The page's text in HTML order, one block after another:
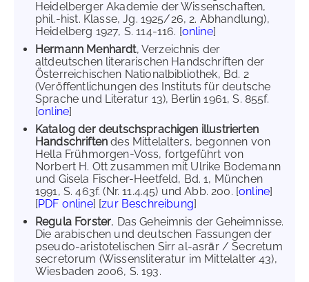
Heidelberger Akademie der Wissenschaften,
phil.-hist. Klasse, Jg. 1925/26, 2. Abhandlung),
Heidelberg 1927, S. 114-116. [online]
Hermann Menhardt, Verzeichnis der
altdeutschen literarischen Handschriften der
Österreichischen Nationalbibliothek, Bd. 2
(Veröffentlichungen des Instituts für deutsche
Sprache und Literatur 13), Berlin 1961, S. 855f.
[online]
Katalog der deutschsprachigen illustrierten
Handschriften des Mittelalters, begonnen von
Hella Frühmorgen-Voss, fortgeführt von
Norbert H. Ott zusammen mit Ulrike Bodemann
und Gisela Fischer-Heetfeld, Bd. 1, München
1991, S. 463f. (Nr. 11.4.45) und Abb. 200. [online]
[PDF online] [zur Beschreibung]
Regula Forster, Das Geheimnis der Geheimnisse.
Die arabischen und deutschen Fassungen der
pseudo-aristotelischen Sirr al-asrār / Secretum
secretorum (Wissensliteratur im Mittelalter 43),
Wiesbaden 2006, S. 193.